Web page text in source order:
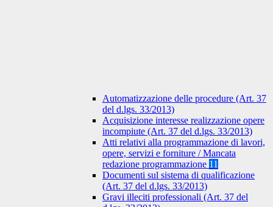
Automatizzazione delle procedure (Art. 37
del d.lgs. 33/2013)
Acquisizione interesse realizzazione opere
incompiute (Art. 37 del d.lgs. 33/2013)
Atti relativi alla programmazione di lavori,
opere, servizi e forniture / Mancata
redazione programmazione 11
Documenti sul sistema di qualificazione
(Art. 37 del d.lgs. 33/2013)
Gravi illeciti professionali (Art. 37 del